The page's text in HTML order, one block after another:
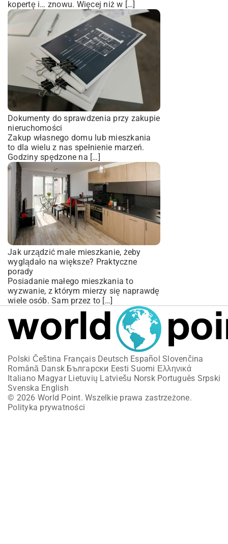
kopertę i… znowu. Więcej niż w […]
Dokumenty do sprawdzenia przy zakupie
nieruchomości
Zakup własnego domu lub mieszkania
to dla wielu z nas spełnienie marzeń.
Godziny spędzone na […]
Jak urządzić małe mieszkanie, żeby
wyglądało na większe? Praktyczne
porady
Posiadanie małego mieszkania to
wyzwanie, z którym mierzy się naprawdę
wiele osób. Sam przez to […]
Polski Čeština Français Deutsch Español Slovenčina
Română Dansk Български Eesti Suomi Ελληνικά
Italiano Magyar Lietuvių Latviešu Norsk Português Srpski
Svenska English
© 2026 World Point. Wszelkie prawa zastrzeżone.
Polityka prywatności